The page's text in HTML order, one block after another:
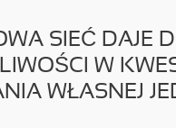
SIEĆ DAJE
W
WŁASNEJ